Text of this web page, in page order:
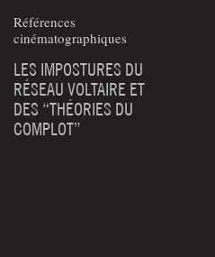
Références
cinématographiques
LES IMPOSTURES DU
RÉSEAU VOLTAIRE ET
DES “THÉORIES DU
COMPLOT”